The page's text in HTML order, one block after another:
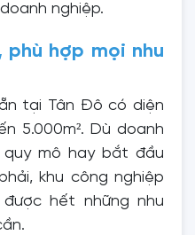
nghiệp.
hợp mọi nhu
tại Tân Đô có diện
5.000m². Dù doanh
quy mô hay bắt đầu
khu công nghiệp
hết những nhu